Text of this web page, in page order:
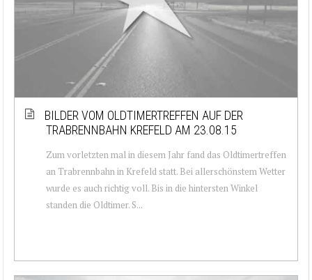
BILDER VOM OLDTIMERTREFFEN AUF DER
TRABRENNBAHN KREFELD AM 23.08.15
Zum vorletzten mal in diesem Jahr fand das Oldtimertreffen
an Trabrennbahn in Krefeld statt. Bei allerschönstem Wetter
wurde es auch richtig voll. Bis in die hintersten Winkel
standen die Oldtimer. S...